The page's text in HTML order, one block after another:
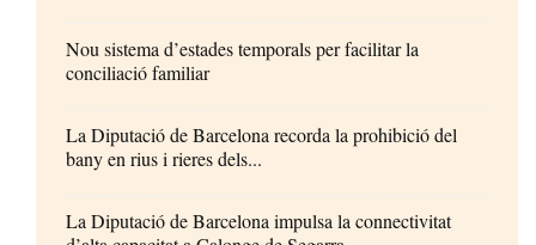
Nou sistema d’estades temporals per facilitar la
conciliació familiar
La Diputació de Barcelona recorda la prohibició del
bany en rius i rieres dels...
La Diputació de Barcelona impulsa la connectivitat